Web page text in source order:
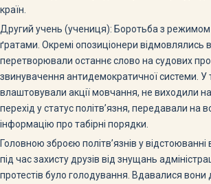
країн.
Другий учень (учениця): Боротьба з режимом
ґратами. Окремі опозиціонери відмовлялись
перетворювали останнє слово на судових
звинувачення антидемократичної системи. У
влаштовували акції мовчання, не виходили
перехід у статус політв’язня, передавали на
інформацію про табірні порядки.
Головною зброєю політв’язнів у відстоюванні
під час захисту друзів від знущань
протестів було голодування. Вдавалися